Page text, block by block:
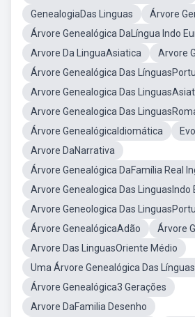
GenealogiaDas Linguas
Árvore
Árvore Genealógica DaLíngua Indo
Arvore Da LinguaAsiatica
Arvore
Árvore Genealógica Das
Arvore Genealogica Das
Arvore Genealogica Das
Árvore GenealógicaIdiomática
Arvore DaNarrativa
Árvore Genealógica DaFamília Real
Arvore Genealogica Das LinguasIndo
Arvore Geneologica Das
Árvore GenealógicaAdão
Árvore
Arvore Das LinguasOriente Médio
Uma Árvore Genealógica Das
Árvore Genealógica3 Gerações
Arvore DaFamilia Desenho